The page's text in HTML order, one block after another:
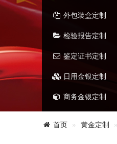
外包装盒定制
检验报告定制
鉴定证书定制
日用金银定制
商务金银定制
首页 黄金定制